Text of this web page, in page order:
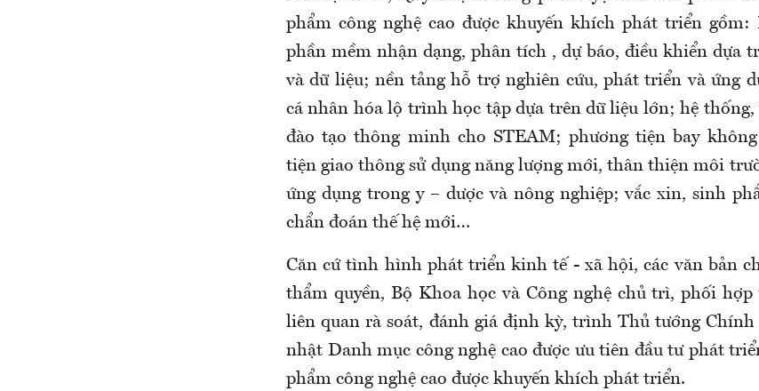
phẩm công nghệ cao được khuyến khích phát triển
phần mềm nhận dạng, phân tích , dự báo, điều khiển dựa
và dữ liệu; nền tảng hỗ trợ nghiên cứu, phát triển và ứng
cá nhân hóa lộ trình học tập dựa trên dữ liệu lớn; hệ
đào tạo thông minh cho STEAM; phương tiện bay
tiện giao thông sử dụng năng lượng mới, thân thiện môi
ứng dụng trong y – dược và nông nghiệp; vắc xin, sinh
chẩn đoán thế hệ mới…
Căn cứ tình hình phát triển kinh tế - xã hội, các văn bản
thẩm quyền, Bộ Khoa học và Công nghệ chủ trì, phối hợp
liên quan rà soát, đánh giá định kỳ, trình Thủ tướng Chính
nhật Danh mục công nghệ cao được ưu tiên đầu tư phát
phẩm công nghệ cao được khuyến khích phát triển.